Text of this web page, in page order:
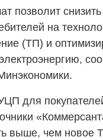
позволит снизить
на
(ТП) и
для
выше, чем новое